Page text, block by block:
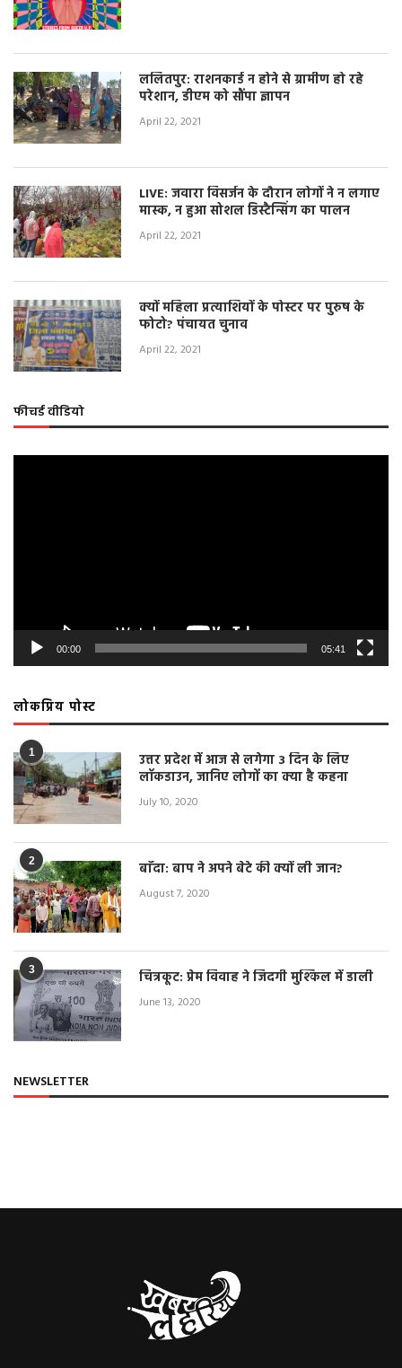
ललितपुर: राशनकार्ड न होने से ग्रामीण हो रहे
परेशान, डीएम को सौंपा ज्ञापन
April 22, 2021
LIVE: जवारा विसर्जन के दौरान लोगों ने न लगाए
मास्क, न हुआ सोशल डिस्टैन्सिंग का पालन
April 22, 2021
क्यों महिला प्रत्याशियों के पोस्टर पर पुरुष के
फोटो? पंचायत चुनाव
April 22, 2021
फीचर्ड वीडियो
00:00 05:41
लोकप्रिय पोस्ट
1
उत्तर प्रदेश में आज से लगेगा 3 दिन के लिए
लॉकडाउन, जानिए लोगों का क्या है कहना
July 10, 2020
2 बाँदा: बाप ने अपने बेटे की क्यों ली जान?
August 7, 2020
3 चित्रकूट: प्रेम विवाह ने जिंदगी मुश्किल में डाली
June 13, 2020
NEWSLETTER